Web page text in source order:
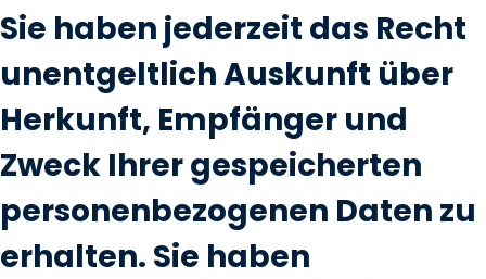
Sie haben jederzeit das Recht
unentgeltlich Auskunft über
Herkunft, Empfänger und
Zweck Ihrer gespeicherten
personenbezogenen Daten zu
erhalten. Sie haben